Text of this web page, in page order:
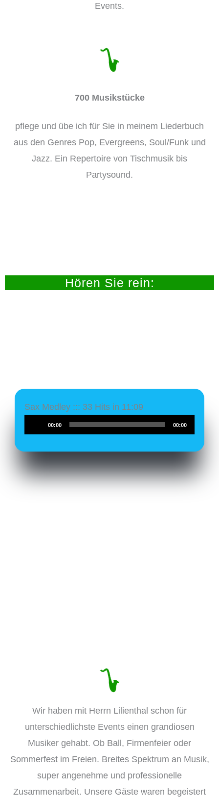
Events.
700 Musikstücke
pflege und übe ich für Sie in meinem Liederbuch
aus den Genres Pop, Evergreens, Soul/Funk und
Jazz. Ein Repertoire von Tischmusik bis
Partysound.
Hören Sie rein:
Sax Medley ::: 33 Hits in 11:09
Audio-00:00 00:00
Wir haben mit Herrn Lilienthal schon für
unterschiedlichste Events einen grandiosen
Musiker gehabt. Ob Ball, Firmenfeier oder
Sommerfest im Freien. Breites Spektrum an Musik,
super angenehme und professionelle
Zusammenarbeit. Unsere Gäste waren begeistert